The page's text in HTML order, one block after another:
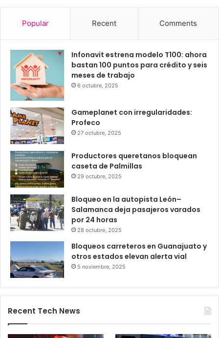
Popular Recent Comments
Infonavit estrena modelo T100: ahora
bastan 100 puntos para crédito y seis
meses de trabajo
6 octubre, 2025
Gameplanet con irregularidades:
Profeco
27 octubre, 2025
Productores queretanos bloquean
caseta de Palmillas
29 octubre, 2025
Bloqueo en la autopista León–
Salamanca deja pasajeros varados
por 24 horas
28 octubre, 2025
Bloqueos carreteros en Guanajuato y
otros estados elevan alerta vial
5 noviembre, 2025
Recent Tech News